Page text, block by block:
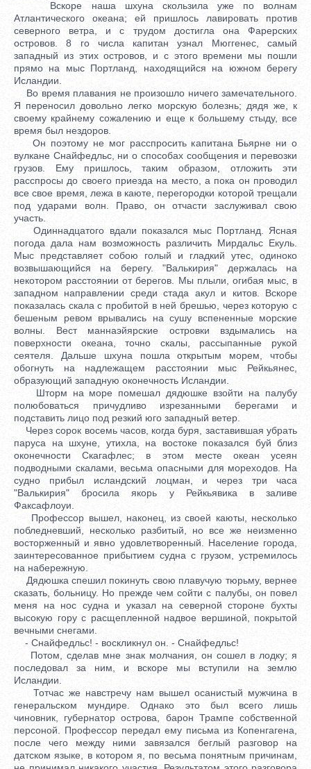
Вскоре наша шхуна скользила уже по волнам
Атлантического океана; ей пришлось лавировать против
северного ветра, и с трудом достигла она Фарерских
островов. 8 го числа капитан узнал Мюггенес, самый
западный из этих островов, и с этого времени мы пошли
прямо на мыс Портланд, находящийся на южном берегу
Исландии.
Во время плавания не произошло ничего замечательного.
Я переносил довольно легко морскую болезнь; дядя же, к
своему крайнему сожалению и еще к большему стыду, все
время был нездоров.
Он поэтому не мог расспросить капитана Бьярне ни о
вулкане Снайфедльс, ни о способах сообщения и перевозки
грузов. Ему пришлось, таким образом, отложить эти
расспросы до своего приезда на место, а пока он проводил
все свое время, лежа в каюте, перегородки которой трещали
под ударами волн. Право, он отчасти заслуживал свою
участь.
Одиннадцатого вдали показался мыс Портланд. Ясная
погода дала нам возможность различить Мирдальс Екуль.
Мыс представляет собою голый и гладкий утес, одиноко
возвышающийся на берегу. "Валькирия" держалась на
некотором расстоянии от берегов. Мы плыли, огибая мыс, в
западном направлении среди стада акул и китов. Вскоре
показалась скала с пробитой в ней брешью, через которую с
бешеным ревом врывались на сушу вспененные морские
волны. Вест маннаэйярские островки вздымались на
поверхности океана, точно скалы, рассыпанные рукой
сеятеля. Дальше шхуна пошла открытым морем, чтобы
обогнуть на надлежащем расстоянии мыс Рейкьянес,
образующий западную оконечность Исландии.
Шторм на море помешал дядюшке взойти на палубу
полюбоваться причудливо изрезанными берегами и
подставить лицо под резкий юго западный ветер.
Через сорок восемь часов, когда буря, заставившая убрать
паруса на шхуне, утихла, на востоке показался буй близ
оконечности Скагафлес; в этом месте океан усеян
подводными скалами, весьма опасными для мореходов. На
судно прибыл исландский лоцман, и через три часа
"Валькирия" бросила якорь у Рейкьявика в заливе
Факсафлоуи.
Профессор вышел, наконец, из своей каюты, несколько
побледневший, несколько разбитый, но все же неизменно
восторженный и явно удовлетворенный. Население города,
заинтересованное прибытием судна с грузом, устремилось
на набережную.
Дядюшка спешил покинуть свою плавучую тюрьму, вернее
сказать, больницу. Но прежде чем сойти с палубы, он повел
меня на нос судна и указал на северной стороне бухты
высокую гору с расщепленной надвое вершиной, покрытой
вечными снегами.
- Снайфедльс! - воскликнул он. - Снайфедльс!
Потом, сделав мне знак молчания, он сошел в лодку; я
последовал за ним, и вскоре мы вступили на землю
Исландии.
Тотчас же навстречу нам вышел осанистый мужчина в
генеральском мундире. Однако это был всего лишь
чиновник, губернатор острова, барон Трампе собственной
персоной. Профессор передал ему письма из Копенгагена,
после чего между ними завязался беглый разговор на
датском языке, в котором я, по весьма понятным причинам,